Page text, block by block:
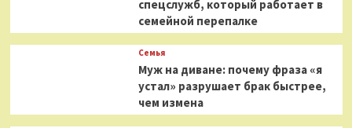
спецслужб, который работает в
семейной перепалке
Семья
Муж на диване: почему фраза «я
устал» разрушает брак быстрее,
чем измена